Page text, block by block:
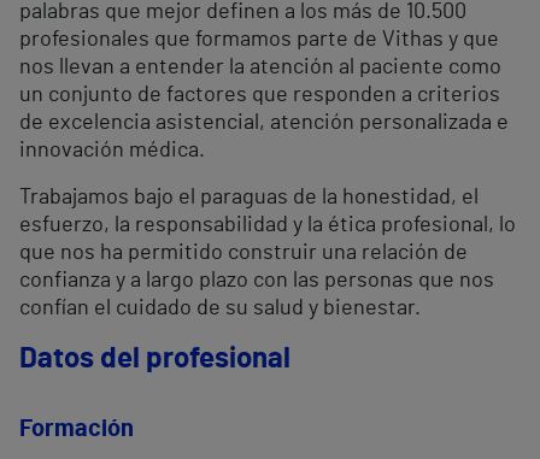
palabras que mejor definen a los más de 10.500
profesionales que formamos parte de Vithas y que
nos llevan a entender la atención al paciente como
un conjunto de factores que responden a criterios
de excelencia asistencial, atención personalizada e
innovación médica.
Trabajamos bajo el paraguas de la honestidad, el
esfuerzo, la responsabilidad y la ética profesional, lo
que nos ha permitido construir una relación de
confianza y a largo plazo con las personas que nos
confían el cuidado de su salud y bienestar.
Datos del profesional
Formación